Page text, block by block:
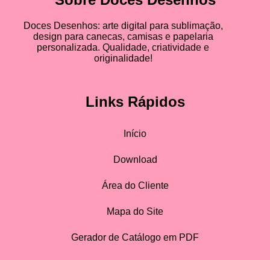
Doces Desenhos: arte digital para sublimação,
design para canecas, camisas e papelaria
personalizada. Qualidade, criatividade e
originalidade!
Links Rápidos
Início
Download
Área do Cliente
Mapa do Site
Gerador de Catálogo em PDF